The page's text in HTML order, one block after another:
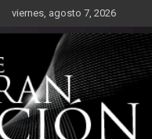
Saltarviernes, agosto 7, 2026